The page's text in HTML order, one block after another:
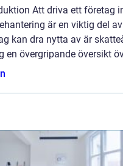
Att driva ett företag
är en viktig del
kan dra nytta av är
en övergripande översikt